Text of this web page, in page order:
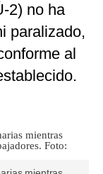
2) no ha
paralizado,
al